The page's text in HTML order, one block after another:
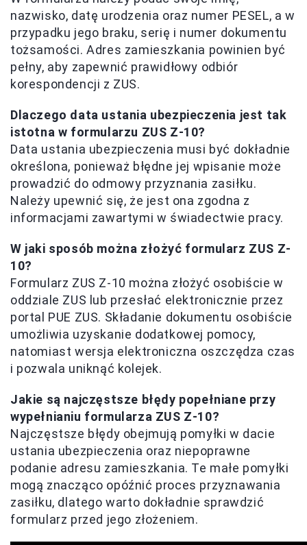
nazwisko, datę urodzenia oraz numer PESEL, a w
przypadku jego braku, serię i numer dokumentu
tożsamości. Adres zamieszkania powinien być
pełny, aby zapewnić prawidłowy odbiór
korespondencji z ZUS.
Dlaczego data ustania ubezpieczenia jest tak
istotna w formularzu ZUS Z-10?
Data ustania ubezpieczenia musi być dokładnie
określona, ponieważ błędne jej wpisanie może
prowadzić do odmowy przyznania zasiłku.
Należy upewnić się, że jest ona zgodna z
informacjami zawartymi w świadectwie pracy.
W jaki sposób można złożyć formularz ZUS Z-
10?
Formularz ZUS Z-10 można złożyć osobiście w
oddziale ZUS lub przesłać elektronicznie przez
portal PUE ZUS. Składanie dokumentu osobiście
umożliwia uzyskanie dodatkowej pomocy,
natomiast wersja elektroniczna oszczędza czas
i pozwala uniknąć kolejek.
Jakie są najczęstsze błędy popełniane przy
wypełnianiu formularza ZUS Z-10?
Najczęstsze błędy obejmują pomyłki w dacie
ustania ubezpieczenia oraz niepoprawne
podanie adresu zamieszkania. Te małe pomyłki
mogą znacząco opóźnić proces przyznawania
zasiłku, dlatego warto dokładnie sprawdzić
formularz przed jego złożeniem.